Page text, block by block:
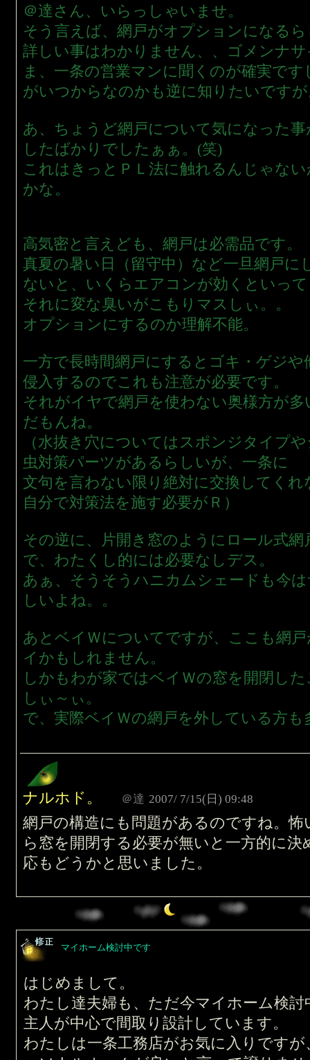
＠達さん、いらっしゃいませ。
そう言えば、網戸がオプションになる
詳しい事はわかりません、、ゴメンナサ
ま、一条の営業マンに聞くのが確実で
がいつからなのかも逆に知りたいです
あ、ちょうど網戸について気になった
したばかりでしたぁぁ。(笑)
これはきっとＰＬ法に触れるんじゃな
かな。
高気密と言えども、網戸は必需品です。
真夏の暑い日（留守中）など一旦網戸に
ないと、いくらエアコンが効くといっ
それに変な臭いがこもりマスしぃ。
オプションにするのか理解不能。
一方で長時間網戸にするとゴキ・ゲジ
侵入するのでこれも注意が必要です。
それがイヤで網戸を使わない奥様方が
だもんね。
（水抜き穴についてはスポンジタイプ
虫対策パーツがあるらしいが、一条に
文句を言わない限り絶対に交換してく
自分で対策法を施す必要がＲ）
その逆に、片開き窓のようにロール式
で、わたくし的には必要なしデス。
あぁ、そうそうハニカムシェードも今
しいよね。。
あとベイＷについてですが、ここも網
イかもしれません。
しかもわが家ではベイＷの窓を開閉し
しぃ～ぃ。
で、実際ベイＷの網戸を外している方も
ナルホド。 ＠達 2007/ 7/15(日) 09:48
網戸の構造にも問題があるのですね。怖
ら窓を開閉する必要が無いと一方的に
応もどうかと思いました。
マイホーム検討中です
はじめまして。
わたし達夫婦も、ただ今マイホーム検討
主人が中心で間取り設計しています。
わたしは一条工務店がお気に入りです